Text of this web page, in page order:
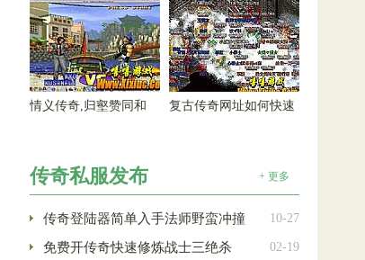
情义传奇,归壑赞同和 复古传奇网址如何快速
传奇私服发布 + 更多
10-27
传奇登陆器简单入手法师野蛮冲撞
02-19
免费开传奇快速修炼战士三绝杀